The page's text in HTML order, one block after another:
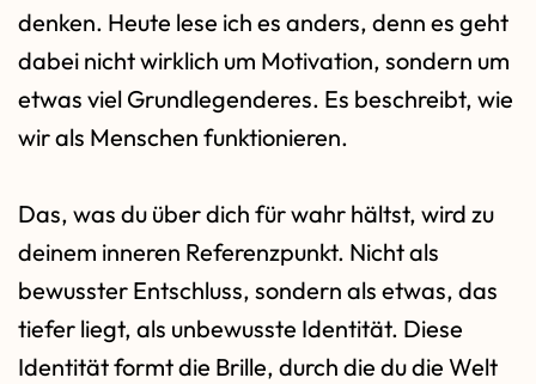
denken. Heute lese ich es anders, denn es geht
dabei nicht wirklich um Motivation, sondern um
etwas viel Grundlegenderes. Es beschreibt, wie
wir als Menschen funktionieren.
Das, was du über dich für wahr hältst, wird zu
deinem inneren Referenzpunkt. Nicht als
bewusster Entschluss, sondern als etwas, das
tiefer liegt, als unbewusste Identität. Diese
Identität formt die Brille, durch die du die Welt